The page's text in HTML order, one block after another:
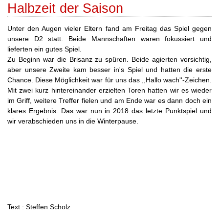
Halbzeit der Saison
Unter den Augen vieler Eltern fand am Freitag das Spiel gegen
unsere D2 statt. Beide Mannschaften waren fokussiert und
lieferten ein gutes Spiel.
Zu Beginn war die Brisanz zu spüren. Beide agierten vorsichtig,
aber unsere Zweite kam besser in's Spiel und hatten die erste
Chance. Diese Möglichkeit war für uns das ,,Hallo wach''-Zeichen.
Mit zwei kurz hintereinander erzielten Toren hatten wir es wieder
im Griff, weitere Treffer fielen und am Ende war es dann doch ein
klares Ergebnis. Das war nun in 2018 das letzte Punktspiel und
wir verabschieden uns in die Winterpause.
Text : Steffen Scholz